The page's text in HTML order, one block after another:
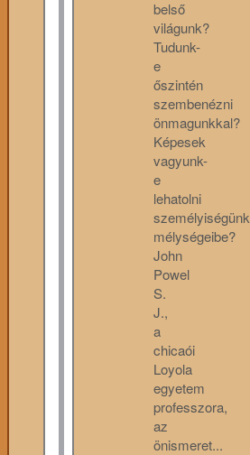
belső
világunk?
Tudunk-
e
őszintén
szembenézni
önmagunkkal?
Képesek
vagyunk-
e
lehatolni
személyiségünk
mélységeibe?
John
Powel
S.
J.,
a
chicaói
Loyola
egyetem
professzora,
az
önismeret...